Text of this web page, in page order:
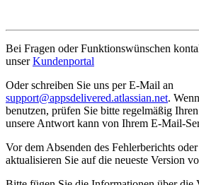
Bei Fragen oder Funktionswünschen
unserKundenportal
Oder schreiben Sie uns per E-Mail an
support@appsdelivered.atlassian.net.
benutzen, prüfen Sie bitte regelmäßig
unsere Antwort kann von Ihrem E-Mail-
Vor dem Absenden des Fehlerberichts
aktualisieren Sie auf die neueste Version